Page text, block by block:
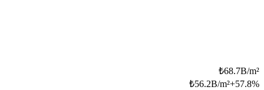
₺68.7B/m²
₺56.2B/m²+57.8%